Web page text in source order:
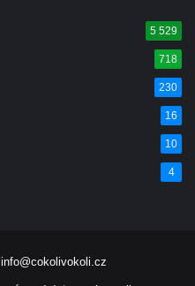
5 529
718
230
16
10
4
info@cokolivokoli.cz